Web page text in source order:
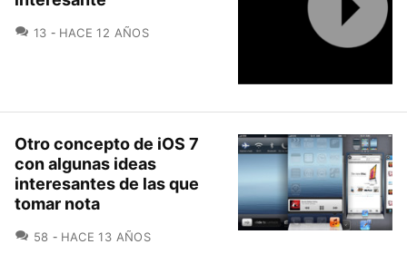
13 COMENTARIOS
HACE 12 AÑOS
Otro concepto de iOS 7
con algunas ideas
interesantes de las que
tomar nota
58 COMENTARIOS
HACE 13 AÑOS